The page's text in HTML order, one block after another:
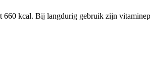
kcal. Bij langdurig gebruik zijn